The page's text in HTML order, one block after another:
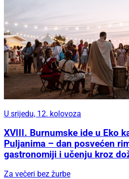
U srijedu, 12. kolovoza
XVIII. Burnumske ide u Eko
Puljanima – dan posvećen
gastronomiji i učenju kroz
Za večeri bez žurbe